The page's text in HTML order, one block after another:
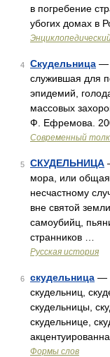
в погребение
убогих домах в
4 Скудельница —
служившая для
эпидемий,
массовых
Ф. Ефремова.
Современный
5 СКУДЕЛЬНИЦА
мора, или общая
несчастному
вне святой
самоубийц,
странников …
Русская история
6 скудельница —
скудельниц,
скудельницы,
скудельнице,
Формы слов